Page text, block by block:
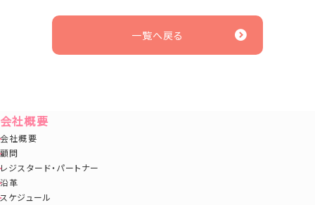
一覧へ戻る
会社概要
会社概要
顧問
レジスタード・パートナー
沿革
スケジュール